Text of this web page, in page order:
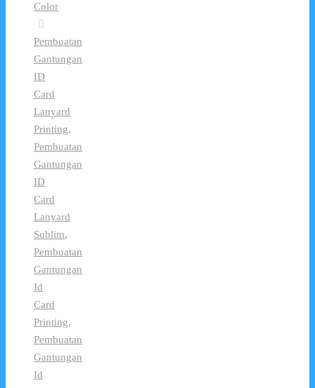
Color
Pembuatan
Gantungan
ID
Card
Lanyard
Printing,
Pembuatan
Gantungan
ID
Card
Lanyard
Sublim,
Pembuatan
Gantungan
Id
Card
Printing,
Pembuatan
Gantungan
Id